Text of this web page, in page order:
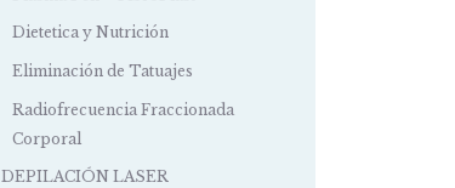
Dietetica y Nutrición
Eliminación de Tatuajes
Radiofrecuencia Fraccionada
Corporal
DEPILACIÓN LASER